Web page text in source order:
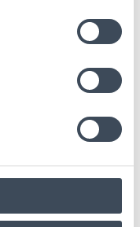
147
5
27
8
10
4
25
20